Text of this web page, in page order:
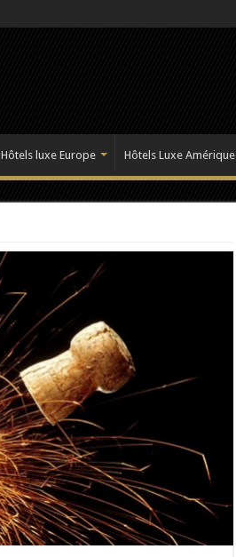
Hôtels luxe Europe Hôtels Luxe Amérique